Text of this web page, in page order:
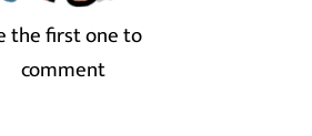
the first one to
comment